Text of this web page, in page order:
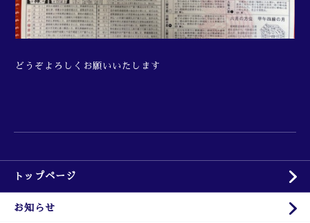
どうぞよろしくお願いいたします
トップページ
お知らせ